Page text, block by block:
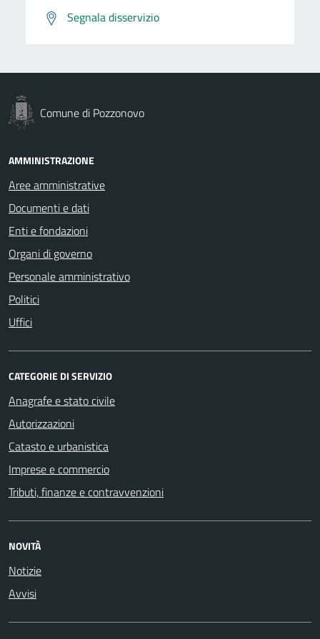
Segnala disservizio
Comune di Pozzonovo
AMMINISTRAZIONE
Aree amministrative
Documenti e dati
Enti e fondazioni
Organi di governo
Personale amministrativo
Politici
Uffici
CATEGORIE DI SERVIZIO
Anagrafe e stato civile
Autorizzazioni
Catasto e urbanistica
Imprese e commercio
Tributi, finanze e contravvenzioni
NOVITÀ
Notizie
Avvisi